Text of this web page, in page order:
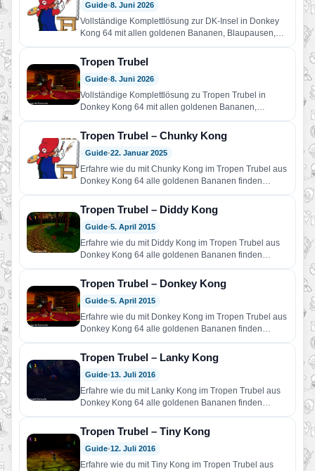
Guide•8. Juni 2026
Vollständige Komplettlösung zur DK-Insel in Donkey
Kong 64 mit allen goldenen Bananen, Blaupausen,
Bananenfeen, Bananaportern, Kampfarenen, Level-
Zugängen und…
Tropen Trubel
Guide•8. Juni 2026
Vollständige Komplettlösung zu Tropen Trubel in
Donkey Kong 64 mit allen goldenen Bananen,
Blaupausen, Bananen-Medaillen, Rambi,
Kampfkrone, Bananenfeen…
Tropen Trubel – Chunky Kong
Guide•22. Januar 2025
Erfahre wie du mit Chunky Kong im Tropen Trubel aus
Donkey Kong 64 alle goldenen Bananen finden
kannst.
Tropen Trubel – Diddy Kong
Guide•5. April 2015
Erfahre wie du mit Diddy Kong im Tropen Trubel aus
Donkey Kong 64 alle goldenen Bananen finden
kannst.
Tropen Trubel – Donkey Kong
Guide•5. April 2015
Erfahre wie du mit Donkey Kong im Tropen Trubel aus
Donkey Kong 64 alle goldenen Bananen finden
kannst.
Tropen Trubel – Lanky Kong
Guide•13. Juli 2016
Erfahre wie du mit Lanky Kong im Tropen Trubel aus
Donkey Kong 64 alle goldenen Bananen finden
kannst.
Tropen Trubel – Tiny Kong
Guide•12. Juli 2016
Erfahre wie du mit Tiny Kong im Tropen Trubel aus